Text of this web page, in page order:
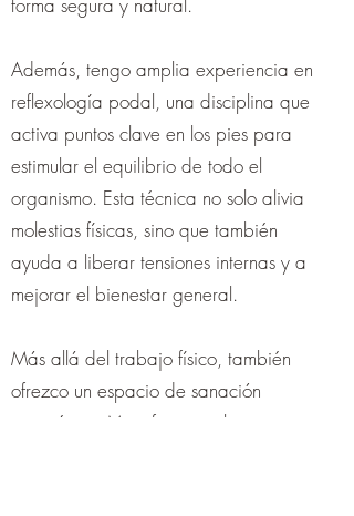
Además, tengo amplia experiencia en
reflexología podal, una disciplina que
activa puntos clave en los pies para
estimular el equilibrio de todo el
organismo. Esta técnica no solo alivia
molestias físicas, sino que también
ayuda a liberar tensiones internas y a
mejorar el bienestar general.
Más allá del trabajo físico, también
ofrezco un espacio de sanación
energética. Mi enfoque incluye